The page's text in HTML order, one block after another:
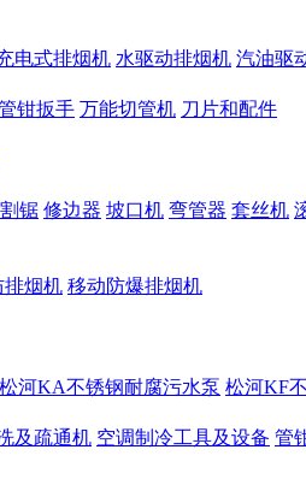
电式排烟机 水驱动排烟机 汽油驱
钳扳手 万能切管机 刀片和配件
锯 修边器 坡口机 弯管器 套丝机
排烟机 移动防爆排烟机
松河KA不锈钢耐腐污水泵 松河KF
及疏通机 空调制冷工具及设备 管